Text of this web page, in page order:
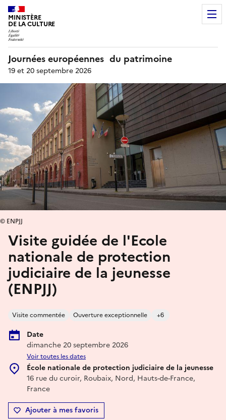
MINISTÈRE
DE LA CULTURE
Journées européennes du patrimoine
19 et 20 septembre 2026
Visite guidée de l'Ecole
nationale de protection
judiciaire de la jeunesse
(ENPJJ)
Visite commentée Ouverture exceptionnelle +6
Date
dimanche 20 septembre 2026
Voir toutes les dates
École nationale de protection judiciaire de la jeunesse
16 rue du curoir, Roubaix, Nord, Hauts-de-France,
France
Ajouter à mes favoris
© ENPJJ